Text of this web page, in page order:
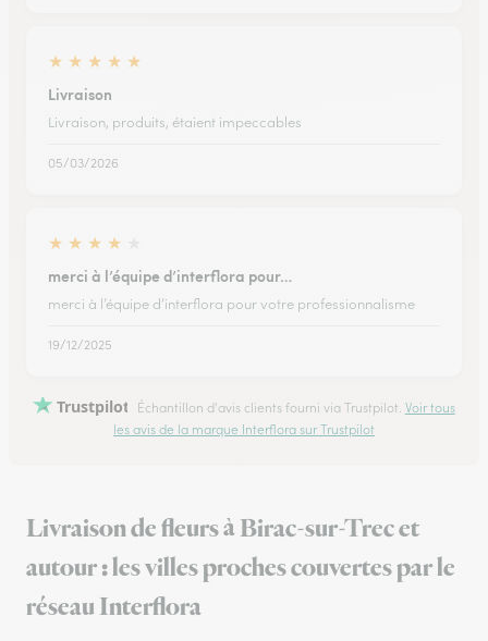
★ ★ ★ ★ ★
Livraison
Livraison, produits, étaient impeccables
05/03/2026
★ ★ ★ ★
merci à l’équipe d’interflora pour…
merci à l’équipe d’interflora pour votre professionnalisme
19/12/2025
Trustpilot Échantillon d'avis clients fourni via Trustpilot. Voir tous
les avis de la marque Interflora sur Trustpilot
Livraison de fleurs à Birac-sur-Trec et
autour : les villes proches couvertes par le
réseau Interflora